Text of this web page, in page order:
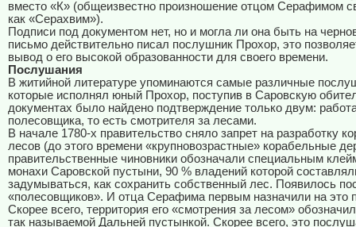
вместо «К» (общеизвестно произношение отцом Серафимом
как «Серахвим»).
Подписи под документом нет, но и могла ли она быть на
письмо действительно писал послушник Прохор, это
вывод о его высокой образованности для своего времени.
Послушания
В житийной литературе упоминаются самые различные
которые исполнял юный Прохор, поступив в Саровскую
документах было найдено подтверждение только двум:
полесовщика, то есть смотрителя за лесами.
В начале 1780-х правительство сняло запрет на разработку
лесов (до этого времени «крупновозрастные» корабельные
правительственные чиновники обозначали специальным
монахи Саровской пустыни, 90 % владений которой
задумываться, как сохранить собственный лес. Появилось
«полесовщиков». И отца Серафима первым назначили на это
Скорее всего, территория его «смотрения за лесом»
так называемой Дальней пустынкой. Скорее всего, это